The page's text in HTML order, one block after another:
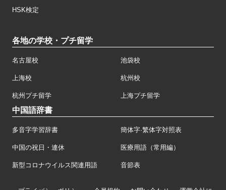
HSK検定
各地の学校・プチ留学
名古屋校 池袋校
上海校 杭州校
杭州プチ留学 上海プチ留学
中国語辞書
多音字学習辞書 簡体字·繁体字対照表
中国の祝日・連休 医療用語（常用編）
新型コロナウイルス関連用語 音節表